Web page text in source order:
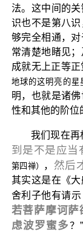
法。这中间的
识也不是第八
够完全相通，
常清楚地睹见
成就无上正等
地球的这明亮的星
明，也就是诸
性和其他的阶位
我们现在再
到是不是应当
第四禅）
， 然后
其实这是在《
舍利子他有请
若菩萨摩诃萨
虑波罗蜜多？”